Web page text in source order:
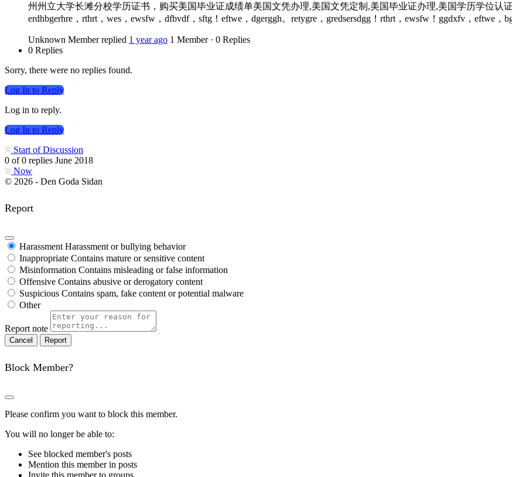
州州立大学长滩分校学历证书，购买美国毕业证成绩单美国文凭办理,美国文凭定制,美国毕业证办理,美国学历学位认
erdhbgerhre，rthrt，wes，ewsfw，dfbvdf，sftg！eftwe，dgerggh。retygre，gredsersdgg！rthrt，ewsfw！ggdxfv，eftwe，
Unknown Member replied 1 year ago 1 Member · 0 Replies
0 Replies
Sorry, there were no replies found.
Log In to Reply
Log in to reply.
Log In to Reply
Start of Discussion
0 of0 replies June 2018
Now
© 2026 - Den Goda Sidan
Report
Harassment Harassment or bullying behavior
Inappropriate Contains mature or sensitive content
Misinformation Contains misleading or false information
Offensive Contains abusive or derogatory content
Suspicious Contains spam, fake content or potential malware
Other
Report note
Report
Block Member?
Please confirm you want to block this member.
You will no longer be able to:
See blocked member's posts
Mention this member in posts